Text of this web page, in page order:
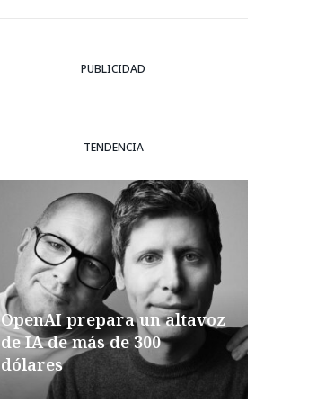
PUBLICIDAD
TENDENCIA
OpenAI prepara un altavoz
de IA de más de 300
dólares